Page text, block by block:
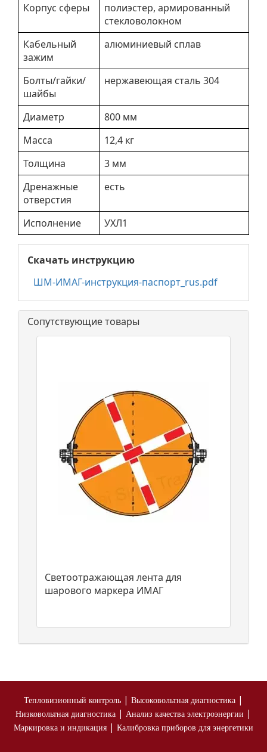
Корпус сферы
полиэстер, армированный
стекловолокном
Кабельный
зажим
алюминиевый сплав
Болты/гайки/
шайбы
нержавеющая сталь 304
Диаметр
800 мм
Масса
12,4 кг
Толщина
3 мм
Дренажные
отверстия
есть
Исполнение УХЛ1
Скачать инструкцию
ШМ-ИМАГ-инструкция-паспорт_rus.pdf
Сопутствующие товары
Светоотражающая лента для
шарового маркера ИМАГ
Тепловизионный контроль | Высоковольтная диагностика |
Низковольтная диагностика | Анализ качества электроэнергии |
Маркировка и индикация | Калибровка приборов для энергетики